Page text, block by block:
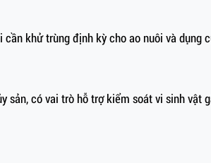
khử trùng định kỳ cho ao nuôi và dụng
có vai trò hỗ trợ kiểm soát vi sinh